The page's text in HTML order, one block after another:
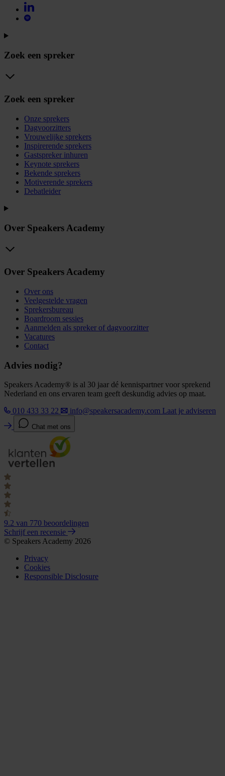
Zoek een spreker
Zoek een spreker
Onze sprekers
Dagvoorzitters
Vrouwelijke sprekers
Inspirerende sprekers
Gastspreker inhuren
Keynote sprekers
Bekende sprekers
Motiverende sprekers
Debatleider
Over Speakers Academy
Over Speakers Academy
Over ons
Veelgestelde vragen
Sprekersbureau
Boardroom sessies
Aanmelden als spreker of dagvoorzitter
Vacatures
Contact
Advies nodig?
Speakers Academy® is al 30 jaar dé kennispartner voor sprekend
Nederland en ons ervaren team geeft deskundig advies op maat.
010 433 33 22
info@speakersacademy.com Laat je adviseren
Chat met ons
9.2 van 770 beoordelingen
Schrijf een recensie
© Speakers Academy 2026
Privacy
Cookies
Responsible Disclosure